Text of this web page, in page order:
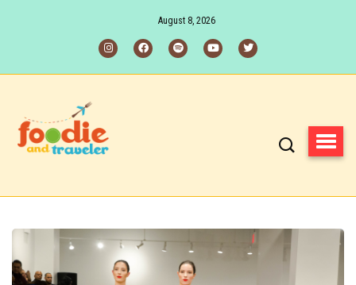
August 8, 2026